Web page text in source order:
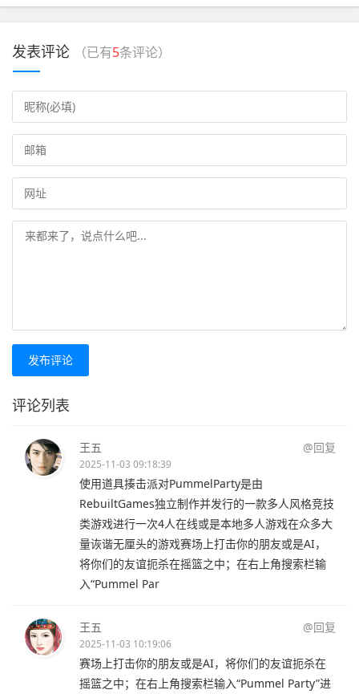
发表评论 （已有5条评论）
发布评论
评论列表
王五 @回复
2025-11-03 09:18:39
使用道具揍击派对PummelParty是由
RebuiltGames独立制作并发行的一款多人风格竞技
类游戏进行一次4人在线或是本地多人游戏在众多大
量诙谐无厘头的游戏赛场上打击你的朋友或是AI，
将你们的友谊扼杀在摇篮之中；在右上角搜索栏输
入“Pummel Par
王五 @回复
2025-11-03 10:19:06
赛场上打击你的朋友或是AI，将你们的友谊扼杀在
摇篮之中；在右上角搜索栏输入“Pummel Party”进